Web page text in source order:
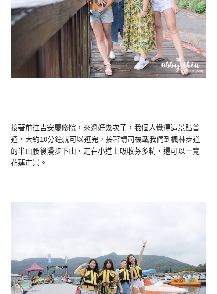
接著前往吉安慶修院，來過好幾次了，我個人覺得這景點普
通，大約10分鐘就可以逛完，接著請司機載我們到楓林步道
的半山腰後漫步下山，走在小道上吸收芬多精，還可以一覽
花蓮市景。